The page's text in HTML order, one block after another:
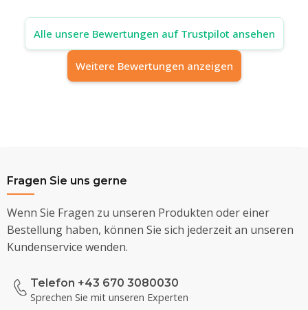
Alle unsere Bewertungen auf Trustpilot ansehen
Weitere Bewertungen anzeigen
Fragen Sie uns gerne
Wenn Sie Fragen zu unseren Produkten oder einer
Bestellung haben, können Sie sich jederzeit an unseren
Kundenservice wenden.
Telefon +43 670 3080030
Sprechen Sie mit unseren Experten